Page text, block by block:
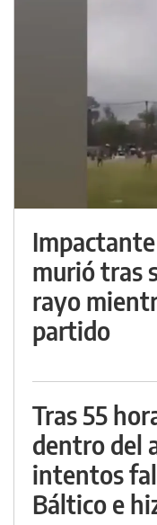
murió tras
rayo
partido
Tras 55
dentro del
intentos
Báltico e